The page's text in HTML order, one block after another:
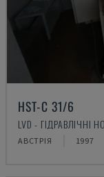
HST-C 31/6
LVD - ГІДРАВЛІЧНІ
АВСТРІЯ 1997